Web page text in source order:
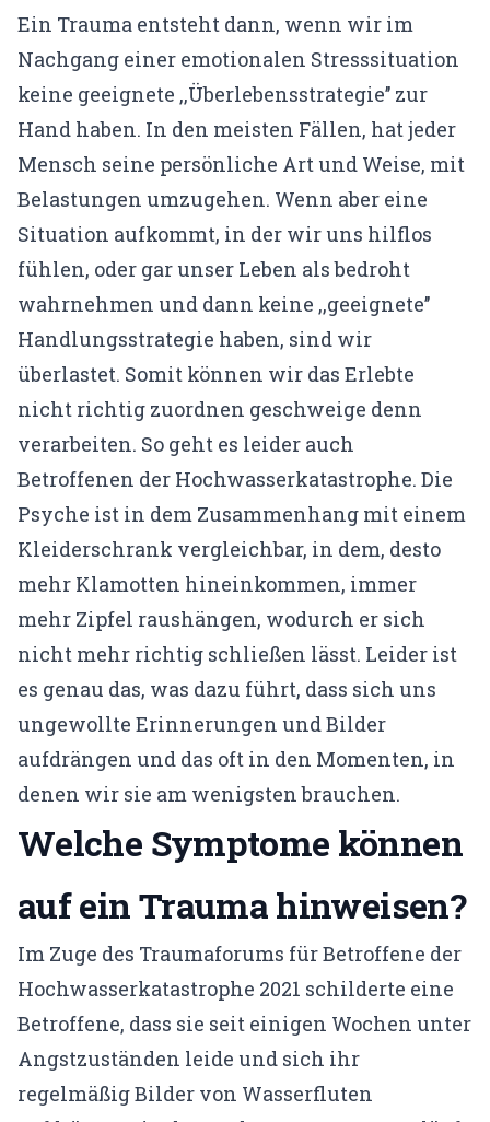
Ein Trauma entsteht dann, wenn wir im
Nachgang einer emotionalen Stresssituation
keine geeignete ,,Überlebensstrategie’’ zur
Hand haben. In den meisten Fällen, hat jeder
Mensch seine persönliche Art und Weise, mit
Belastungen umzugehen. Wenn aber eine
Situation aufkommt, in der wir uns hilflos
fühlen, oder gar unser Leben als bedroht
wahrnehmen und dann keine ,,geeignete’’
Handlungsstrategie haben, sind wir
überlastet. Somit können wir das Erlebte
nicht richtig zuordnen geschweige denn
verarbeiten. So geht es leider auch
Betroffenen der Hochwasserkatastrophe. Die
Psyche ist in dem Zusammenhang mit einem
Kleiderschrank vergleichbar, in dem, desto
mehr Klamotten hineinkommen, immer
mehr Zipfel raushängen, wodurch er sich
nicht mehr richtig schließen lässt. Leider ist
es genau das, was dazu führt, dass sich uns
ungewollte Erinnerungen und Bilder
aufdrängen und das oft in den Momenten, in
denen wir sie am wenigsten brauchen.
Welche Symptome können
auf ein Trauma hinweisen?
Im Zuge des Traumaforums für Betroffene der
Hochwasserkatastrophe 2021 schilderte eine
Betroffene, dass sie seit einigen Wochen unter
Angstzuständen leide und sich ihr
regelmäßig Bilder von Wasserfluten